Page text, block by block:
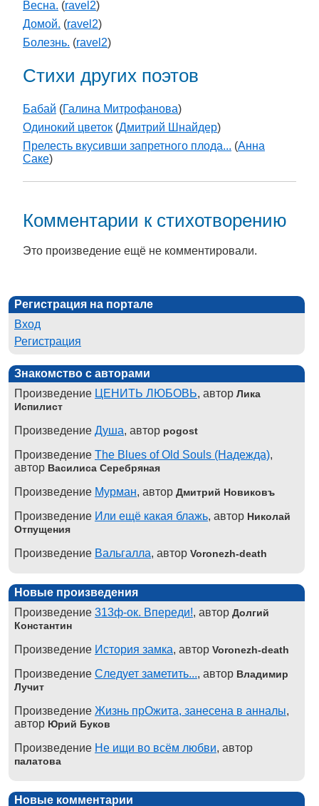
Весна. (ravel2)
Домой. (ravel2)
Болезнь. (ravel2)
Стихи других поэтов
Бабай (Галина Митрофанова)
Одинокий цветок (Дмитрий Шнайдер)
Прелесть вкусивши запретного плода... (Анна
Саке)
Комментарии к стихотворению
Это произведение ещё не комментировали.
Регистрация на портале
Вход
Регистрация
Знакомство с авторами
Произведение ЦЕНИТЬ ЛЮБОВЬ, автор Лика
Испилист
Произведение Душа, автор pogost
Произведение The Blues of Old Souls (Надежда),
автор Василиса Серебряная
Произведение Мурман, автор Дмитрий Новиковъ
Произведение Или ещё какая блажь, автор Николай
Отпущения
Произведение Вальгалла, автор Voronezh-death
Новые произведения
Произведение 313ф-ок. Впереди!, автор Долгий
Константин
Произведение История замка, автор Voronezh-death
Произведение Следует заметить..., автор Владимир
Лучит
Произведение Жизнь прОжита, занесена в анналы,
автор Юрий Буков
Произведение Не ищи во всём любви, автор
палатова
Новые комментарии